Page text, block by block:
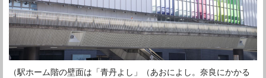
（駅ホーム階の壁面は「青丹よし」（あおによし。奈良にかかる